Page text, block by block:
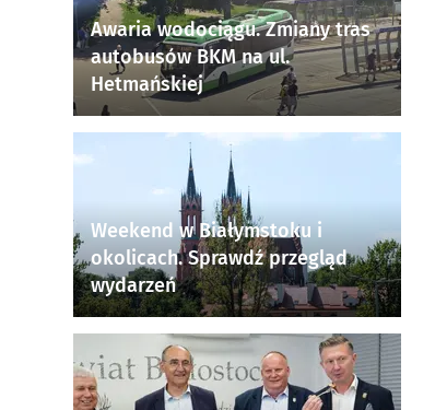
Awaria wodociągu. Zmiany tras
autobusów BKM na ul.
Hetmańskiej
Weekend w Białymstoku i
okolicach. Sprawdź przegląd
wydarzeń